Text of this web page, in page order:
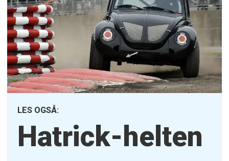
LES OGSÅ:
Hatrick-helten